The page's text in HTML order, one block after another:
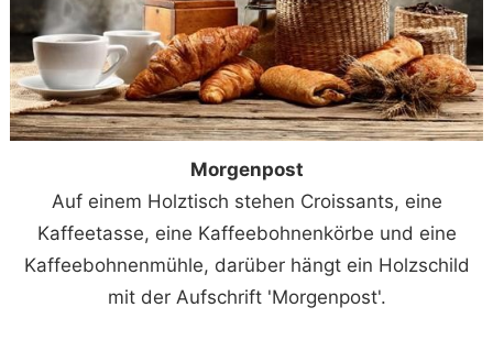
Morgenpost
Auf einem Holztisch stehen Croissants, eine
Kaffeetasse, eine Kaffeebohnenkörbe und eine
Kaffeebohnenmühle, darüber hängt ein Holzschild
mit der Aufschrift 'Morgenpost'.